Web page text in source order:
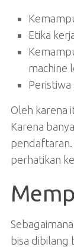
Etika
machine
Oleh karena
Karena
pendaftaran.
perhatikan
bisa dibilang